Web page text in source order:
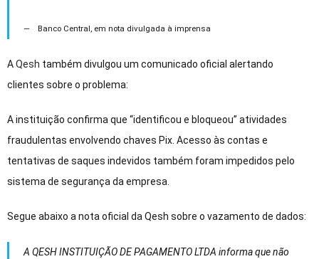
Banco Central, em nota divulgada à imprensa
AQesh também divulgou um comunicado oficial alertando
clientes sobre o problema:
A instituição confirma que “identificou e bloqueou” atividades
fraudulentas envolvendo chaves Pix. Acesso às contas e
tentativas de saques indevidos também foram impedidos pelo
sistema de segurança da empresa.
Segue abaixo a nota oficial da Qesh sobre o vazamento de dados:
A QESH INSTITUIÇÃO DE PAGAMENTO LTDA informa que não